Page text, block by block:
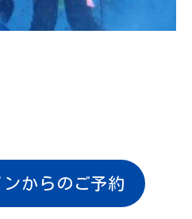
からのご予約